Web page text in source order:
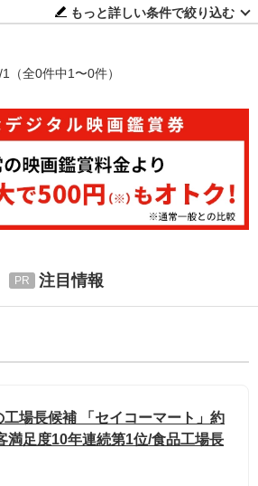
もっと詳しい条件で絞り込む
（全0件中1〜0件）
注目情報
場長候補 「セイコーマート」約
満足度10年連続第1位/食品工場長